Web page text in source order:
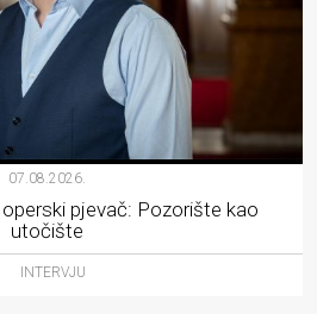
07.08.2026.
pjevač: Pozorište kao
utočište
INTERVJU